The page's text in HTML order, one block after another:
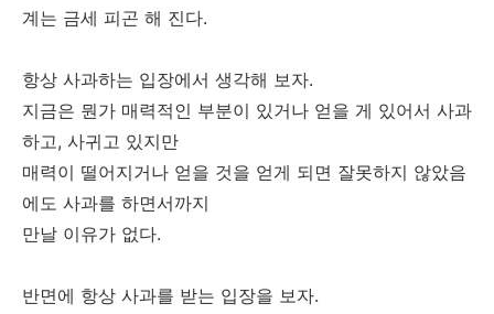
계는 금세 피곤 해 진다.
항상 사과하는 입장에서 생각해 보자.
지금은 뭔가 매력적인 부분이 있거나 얻을 게 있어서 사과
하고, 사귀고 있지만
매력이 떨어지거나 얻을 것을 얻게 되면 잘못하지 않았음
에도 사과를 하면서까지
만날 이유가 없다.
반면에 항상 사과를 받는 입장을 보자.